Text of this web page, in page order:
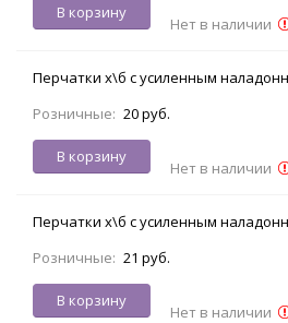
В корзину
Нет в наличии
Перчатки х\б с усиленным
Розничные: 20 руб.
В корзину
Нет в наличии
Перчатки х\б с усиленным
Розничные: 21 руб.
В корзину
Нет в наличии